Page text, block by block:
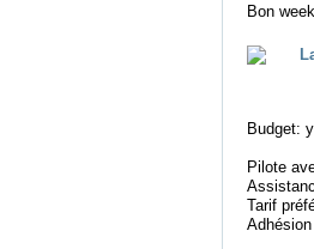
Bon
Budget:
Pilote
Tarif